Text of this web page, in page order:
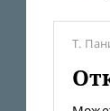
Т.